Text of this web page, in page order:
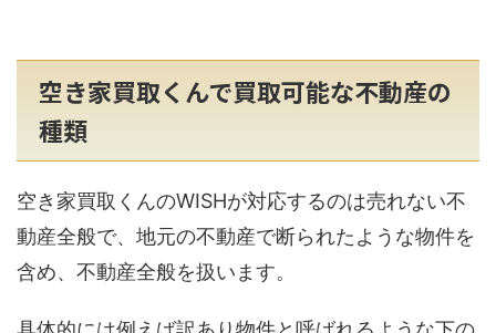
空き家買取くんで買取可能な不動産の
種類
空き家買取くんのWISHが対応するのは売れない不
動産全般で、地元の不動産で断られたような物件を
含め、不動産全般を扱います。